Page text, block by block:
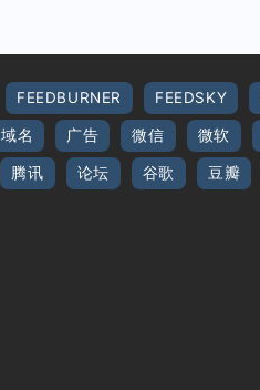
FEEDBURNER FEEDSKY
域名 广告 微信 微软
腾讯 论坛 谷歌 豆瓣